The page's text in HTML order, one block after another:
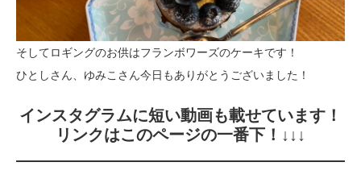
そしてロギングのお供はフランボワーズのケーキです！
ひとしさん、ゆみこさん今日もありがとうございました！
インスタグラムに短い動画も載せています！
リンクはこのページの一番下！↓↓↓